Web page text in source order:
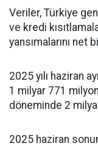
Veriler, Türkiye
ve kredi
yansımalarını
2025 yılı haziran
1 milyar 771
döneminde 2
2025 haziran